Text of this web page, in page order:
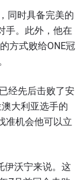
同时具备完美的
手。此外，他在
方式败给ONE冠
经先后击败了安
澳大利亚选手的
准机会他可以立
伊沃宁来说。这